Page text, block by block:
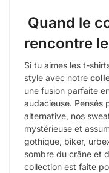
Quand le
rencontre
Si tu aimes les t-
style avec notre
une fusion parfaite
audacieuse. Pensés
alternative, nos
mystérieuse et
gothique, biker,
sombre du crâne et
collection est faite